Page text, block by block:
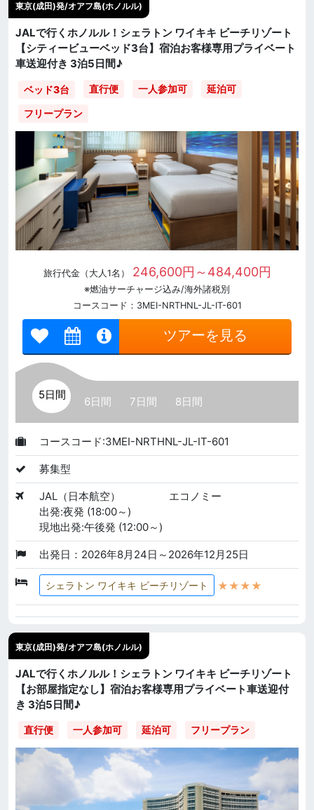
東京(成田)発/オアフ島(ホノルル)
JALで行くホノルル！シェラトン ワイキキ ビーチリゾート
【シティービューベッド3台】宿泊お客様専用プライベート
車送迎付き 3泊5日間♪
ベッド3台 直行便 一人参加可 延泊可
フリープラン
旅行代金（大人1名） 246,600円～484,400円
※燃油サーチャージ込み/海外諸税別
コースコード：3MEI-NRTHNL-JL-IT-601
ツアーを見る
5日間
6日間 7日間 8日間
コースコード:3MEI-NRTHNL-JL-IT-601
募集型
JAL（日本航空）
エコノミー
出発:夜発 (18:00～)
現地出発:午後発 (12:00～)
出発日：2026年8月24日～2026年12月25日
シェラトン ワイキキ ビーチリゾート ★★★★
東京(成田)発/オアフ島(ホノルル)
JALで行くホノルル！シェラトン ワイキキ ビーチリゾート
【お部屋指定なし】宿泊お客様専用プライベート車送迎付
き 3泊5日間♪
直行便 一人参加可 延泊可 フリープラン